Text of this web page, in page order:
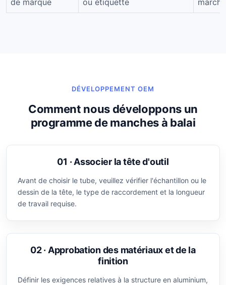
de marque
ou étiquette
DÉVELOPPEMENT OEM
Comment nous développons un
programme de manches à balai
01 · Associer la tête d'outil
Avant de choisir le tube, veuillez vérifier l'échantillon ou le
dessin de la tête, le type de raccordement et la longueur
de travail requise.
02 · Approbation des matériaux et de la
finition
Définir les exigences relatives à la structure en aluminium,